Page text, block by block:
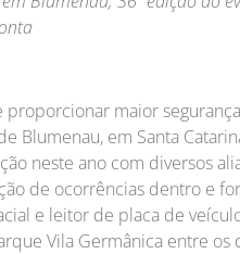
maior
Blumenau, em Santa
neste ano com diversos
de ocorrências dentro e
e leitor de placa de
Vila Germânica entre os